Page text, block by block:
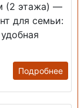
(2 этажа) —
для семьи:
Подробнее